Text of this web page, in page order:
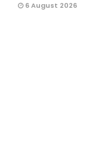
6 August 2026